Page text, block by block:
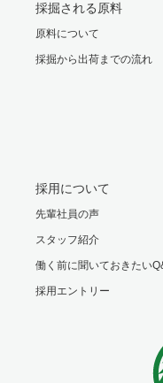
採掘される原料
原料について
採掘から出荷までの流れ
採用について
先輩社員の声
スタッフ紹介
働く前に聞いておきたい
採用エントリー